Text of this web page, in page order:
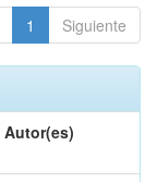
1 Siguiente
Autor(es)